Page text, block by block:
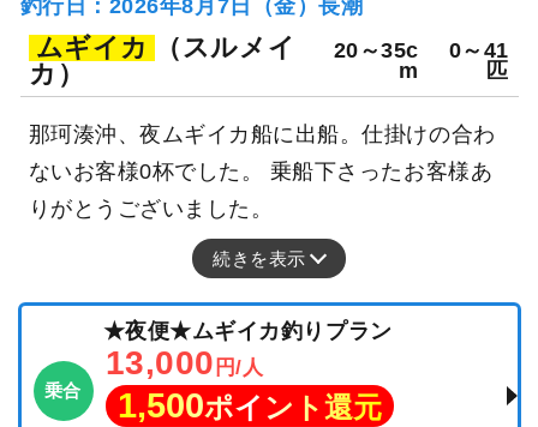
釣行日：2026年8月7日（金）長潮
ムギイカ
（スルメイ
カ）
20～35c
m
0～41
匹
那珂湊沖、夜ムギイカ船に出船。仕掛けの合わ
ないお客様0杯でした。 乗船下さったお客様あ
りがとうございました。
続きを表示
乗合
★夜便★ムギイカ釣りプラン
13,000 円/人
1,500ポイント還元